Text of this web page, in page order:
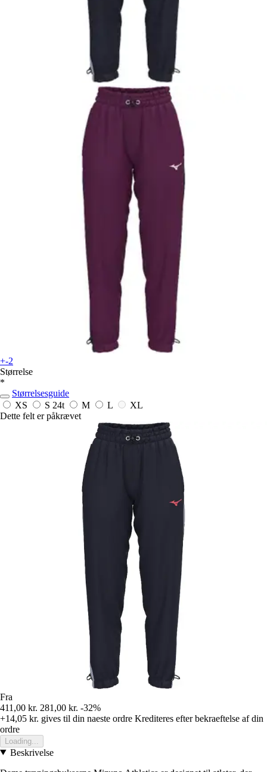
+-2
Størrelse
*
Størrelsesguide
XS
S 24t M L
XL
Dette felt er påkrævet
Fra
411,00 kr. 281,00 kr. -32%
+14,05 kr. gives til din naeste ordre Krediteres efter bekraeftelse af din
ordre
Loading...
Beskrivelse